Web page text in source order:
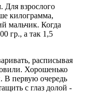
Для взрослого
килограмма,
мальчик. Когда
гр., а так 1,5
расписывая
Хорошенько
В первую очередь
с глаз долой -